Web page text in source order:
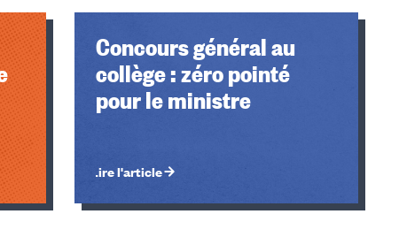
Concours général au
collège : zéro pointé
pour le ministre
Lire l'article